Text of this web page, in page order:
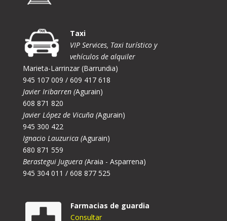
Taxi
VIP Services, Taxi turístico y
vehículos de alquiler
Marieta-Larrinzar (Barrundia)
945 107 009 / 609 417 618
Javier Iribarren (Agurain)
608 871 820
Javier López de Vicuña (Agurain)
945 300 422
Ignacio Lauzurica (Agurain)
680 871 559
Berastegui Juguera (Araia - Asparrena)
945 304 011 / 608 877 525
Farmacias de guardia
Consultar